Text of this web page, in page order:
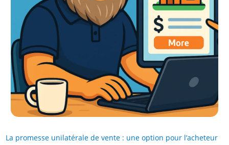
La promesse unilatérale de vente : une option pour l’acheteur